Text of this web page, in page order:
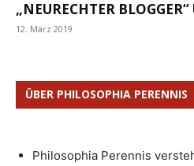
„NEURECHTER
12. März 2019
ÜBER PHILOSOPHIA PERENNIS
Philosophia Perennis